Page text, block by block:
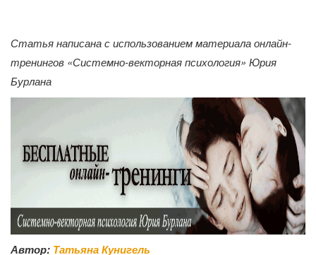
Статья написана с использованием материала онлайн-
тренингов «Системно-векторная психология» Юрия
Бурлана
Автор: Татьяна Кунигель